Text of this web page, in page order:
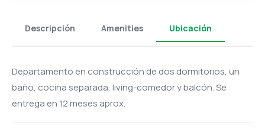
Descripción Amenities Ubicación
Departamento en construcción de dos dormitorios, un
baño, cocina separada, living-comedor y balcón. Se
entrega en 12 meses aprox.